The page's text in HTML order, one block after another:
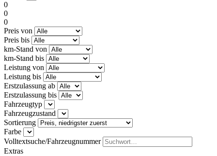
0
0
0
Preis von
Preis bis
km-Stand von
km-Stand bis
Leistung von
Leistung bis
Erstzulassung ab
Erstzulassung bis
Fahrzeugtyp
Fahrzeugzustand
Sortierung
Farbe
Volltextsuche/Fahrzeugnummer
Extras